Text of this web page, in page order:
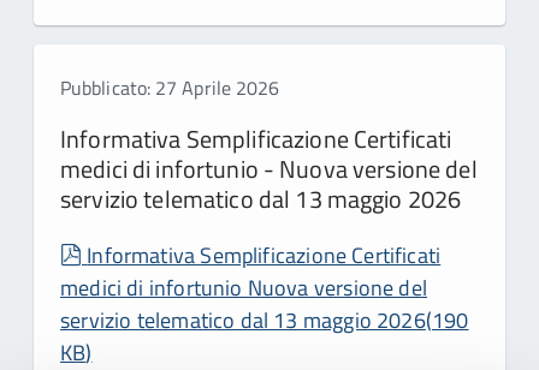
Pubblicato: 27 Aprile 2026
Informativa Semplificazione Certificati
medici di infortunio - Nuova versione del
servizio telematico dal 13 maggio 2026
pdf
Informativa Semplificazione Certificati
medici di infortunio Nuova versione del
servizio telematico dal 13 maggio 2026(190
KB)